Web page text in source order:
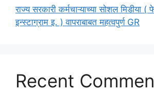
राज्य सरकारी कर्मचाऱ्याच्या सोशल
इन्स्टाग्राम इ. ) वापराबाबत महत्वपुर्ण GR
Recent